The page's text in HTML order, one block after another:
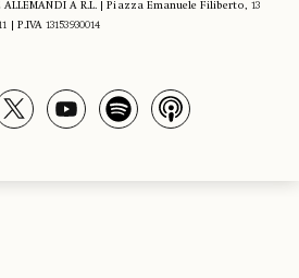
ALLEMANDI A R.L. | Piazza Emanuele Filiberto, 13
| P.IVA 13153930014